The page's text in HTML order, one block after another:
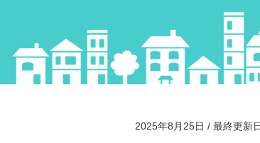
2025年8月25日 / 最終更新